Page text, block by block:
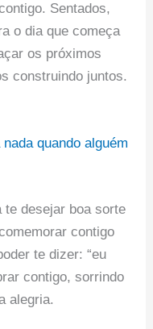
Sentados,
o dia que começa
os próximos
construindo juntos.
quando alguém
te desejar boa sorte
contigo
te dizer: “eu
contigo, sorrindo
alegria.